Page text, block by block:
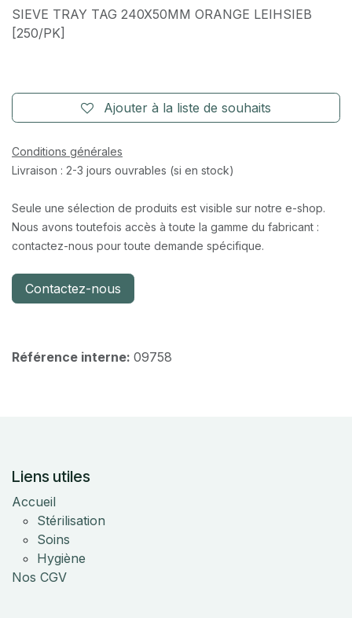
SIEVE TRAY TAG 240X50MM ORANGE LEIHSIEB
[250/PK]
Ajouter à la liste de souhaits
Conditions générales
Livraison : 2-3 jours ouvrables (si en stock)
Seule une sélection de produits est visible sur notre e-shop.
Nous avons toutefois accès à toute la gamme du fabricant :
contactez-nous pour toute demande spécifique.
Contactez-nous
Référence interne: 09758
Liens utiles
Accueil
Stérilisation
Soins
Hygiène
Nos CGV